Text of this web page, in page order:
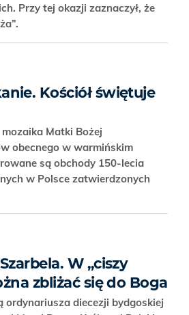
Przy tej okazji zaznaczył, że
Kościół świętuje
Matki Bożej
obecnego w warmińskim
są obchody 150-lecia
w Polsce zatwierdzonych
W „ciszy
zbliżać się do Boga
ordynariusza diecezji bydgoskiej